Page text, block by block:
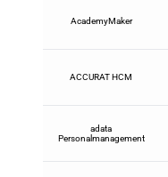
AcademyMaker
ACCURAT HCM
adata
Personalmanagement